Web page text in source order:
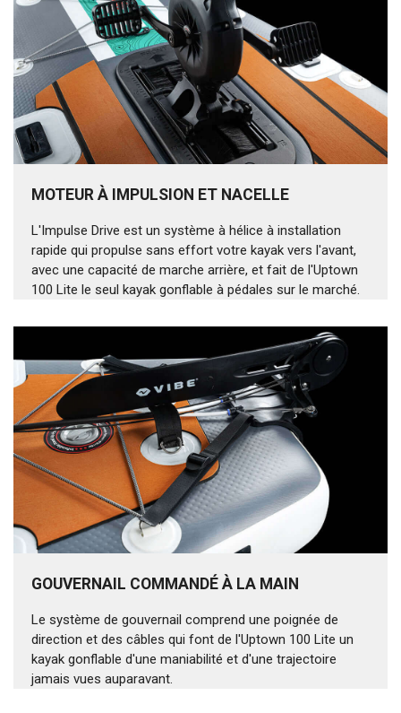
MOTEUR À IMPULSION ET NACELLE
L'Impulse Drive est un système à hélice à installation
rapide qui propulse sans effort votre kayak vers l'avant,
avec une capacité de marche arrière, et fait de l'Uptown
100 Lite le seul kayak gonflable à pédales sur le marché.
GOUVERNAIL COMMANDÉ À LA MAIN
Le système de gouvernail comprend une poignée de
direction et des câbles qui font de l'Uptown 100 Lite un
kayak gonflable d'une maniabilité et d'une trajectoire
jamais vues auparavant.